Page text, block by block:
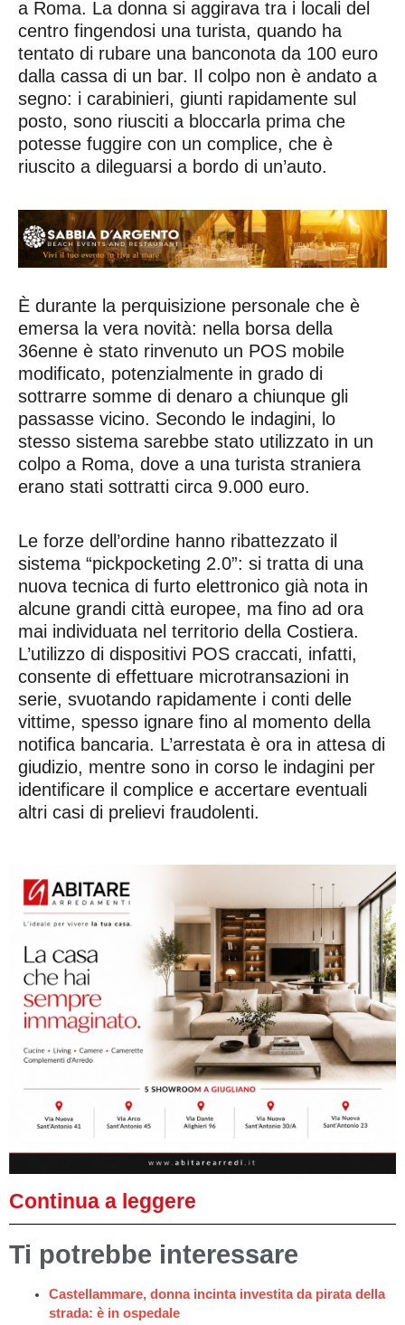
a Roma. La donna si aggirava tra i locali del
centro fingendosi una turista, quando ha
tentato di rubare una banconota da 100 euro
dalla cassa di un bar. Il colpo non è andato a
segno: i carabinieri, giunti rapidamente sul
posto, sono riusciti a bloccarla prima che
potesse fuggire con un complice, che è
riuscito a dileguarsi a bordo di un’auto.
È durante la perquisizione personale che è
emersa la vera novità: nella borsa della
36enne è stato rinvenuto un POS mobile
modificato, potenzialmente in grado di
sottrarre somme di denaro a chiunque gli
passasse vicino. Secondo le indagini, lo
stesso sistema sarebbe stato utilizzato in un
colpo a Roma, dove a una turista straniera
erano stati sottratti circa 9.000 euro.
Le forze dell’ordine hanno ribattezzato il
sistema “pickpocketing 2.0”: si tratta di una
nuova tecnica di furto elettronico già nota in
alcune grandi città europee, ma fino ad ora
mai individuata nel territorio della Costiera.
L’utilizzo di dispositivi POS craccati, infatti,
consente di effettuare microtransazioni in
serie, svuotando rapidamente i conti delle
vittime, spesso ignare fino al momento della
notifica bancaria. L’arrestata è ora in attesa di
giudizio, mentre sono in corso le indagini per
identificare il complice e accertare eventuali
altri casi di prelievi fraudolenti.
Continua a leggere
Ti potrebbe interessare
Castellammare, donna incinta investita da pirata della
strada: è in ospedale